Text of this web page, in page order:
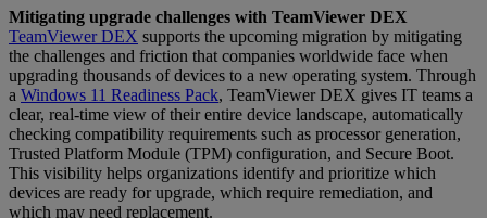
Mitigating upgrade challenges with TeamViewer DEX
TeamViewer DEX supports the upcoming migration by mitigating
the challenges and friction that companies worldwide face when
upgrading thousands of devices to a new operating system. Through
a Windows 11 Readiness Pack, TeamViewer DEX gives IT teams a
clear, real-time view of their entire device landscape, automatically
checking compatibility requirements such as processor generation,
Trusted Platform Module (TPM) configuration, and Secure Boot.
This visibility helps organizations identify and prioritize which
devices are ready for upgrade, which require remediation, and
which may need replacement.